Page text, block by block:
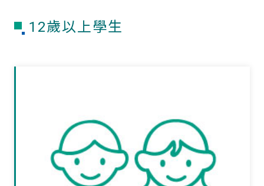
12歲以上學生